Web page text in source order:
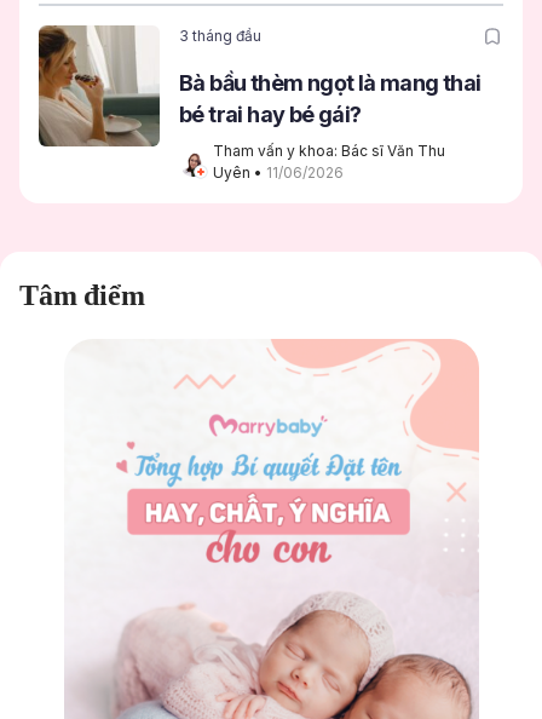
3 tháng đầu
Bà bầu thèm ngọt là mang thai
bé trai hay bé gái?
Tham vấn y khoa: Bác sĩ Văn Thu
Uyên • 11/06/2026
Tâm điểm